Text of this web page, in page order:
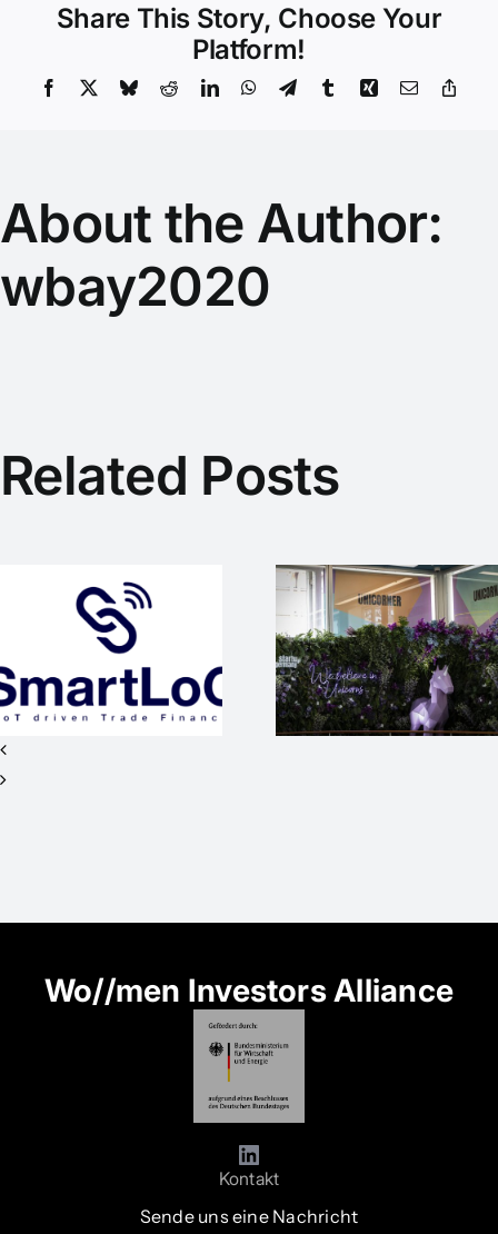
Share This Story, Choose Your
Platform!
Facebook BlueskyRedditLinkedInWhatsApp
TelegramTumblrXing Email
About the Author:
wbay2020
Related Posts
Business
Angels
Deutschland
auf dem
Startup
Der
Business
Angels
2024 in
Mainz
Wo//men Investors Alliance
Kontakt
Sende uns eine Nachricht